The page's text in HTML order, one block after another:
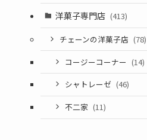
洋菓子専門店 (413)
チェーンの洋菓子店 (78)
コージーコーナー (14)
シャトレーゼ (46)
不二家 (11)